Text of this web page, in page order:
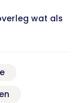
wat als